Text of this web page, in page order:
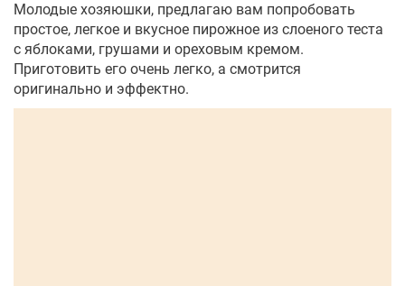
Молодые хозяюшки, предлагаю вам попробовать
простое, легкое и вкусное пирожное из слоеного теста
с яблоками, грушами и ореховым кремом.
Приготовить его очень легко, а смотрится
оригинально и эффектно.